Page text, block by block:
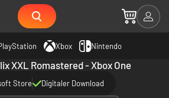
Xbox Nintendo
XXL Romastered - Xbox One
Store Digitaler Download